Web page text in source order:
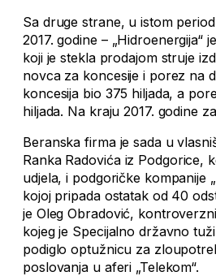
Sa druge strane, u istom
2017. godine – „Hidroenergija“
koji je stekla prodajom struje
novca za koncesije i porez na
koncesija bio 375 hiljada, a
hiljada. Na kraju 2017. godine
Beranska firma je sada u
Ranka Radovića iz Podgorice,
udjela, i podgoričke kompanije
kojoj pripada ostatak od 40
je Oleg Obradović,
kojeg je Specijalno državno
podiglo optužnicu za
poslovanja u aferi „Telekom“.